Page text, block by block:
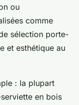
ou
comme
sélection porte-
et esthétique au
: la plupart
en bois